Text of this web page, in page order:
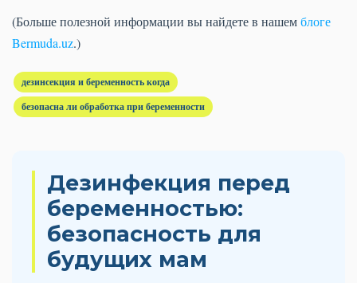
(Больше полезной информации вы найдете в нашемблоге
Bermuda.uz.)
дезинсекция и беременность когда
безопасна ли обработка при беременности
Дезинфекция перед
беременностью:
безопасность для
будущих мам